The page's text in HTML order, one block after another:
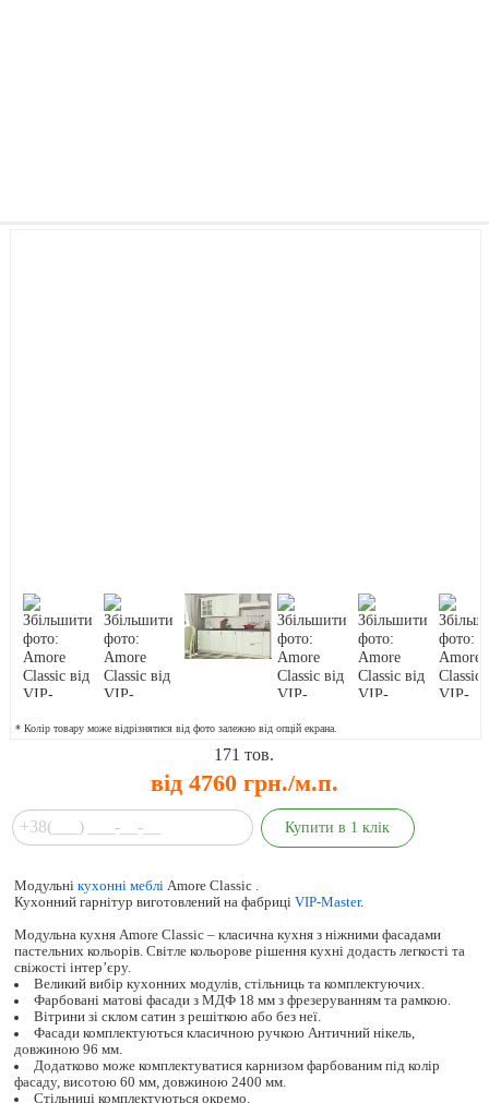
* Колір товару може відрізнятися від фото залежно від опцій екрана.
171тов.
від 4760 грн./м.п.
Модульнікухонні меблі Amore Classic .
Кухонний гарнітур виготовлений на фабриціVIP-Master.
Модульна кухня Amore Сlassic – класична кухня з ніжними фасадами
пастельних кольорів. Світле кольорове рішення кухні додасть легкості та
свіжості інтер’єру.
Великий вибір кухонних модулів, стільниць та комплектуючих.
Фарбовані матові фасади з МДФ 18 мм з фрезеруванням та рамкою.
Вітрини зі склом сатин з решіткою або без неї.
Фасади комплектуються класичною ручкою Античний нікель,
довжиною 96 мм.
Додатково може комплектуватися карнизом фарбованим під колір
фасаду, висотою 60 мм, довжиною 2400 мм.
Стільниці комплектуються окремо.